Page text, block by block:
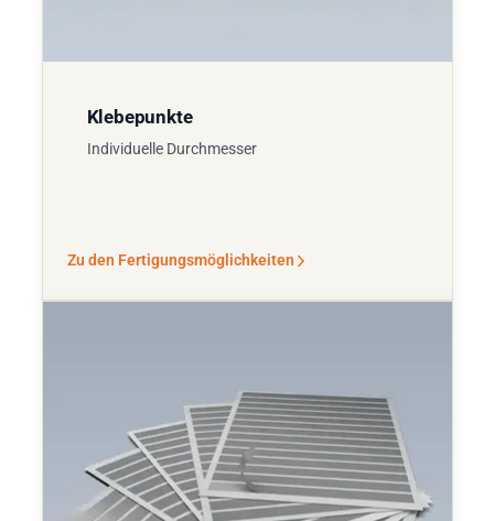
Klebepunkte
Individuelle Durchmesser
Zu den Fertigungsmöglichkeiten